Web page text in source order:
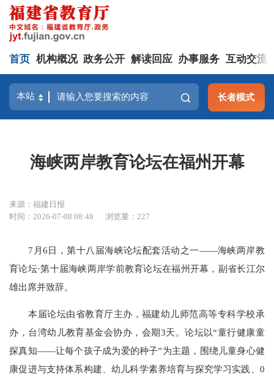
首页 机构概况 政务公开 解读回应 办事服务 互动交流
长者模式
海峡两岸教育论坛在福州开幕
来源：福建日报
时间：2026-07-08 08:48
浏览量：227
7月6日，第十八届海峡论坛配套活动之一——海峡两岸教
育论坛·第十届海峡两岸学前教育论坛在福州开幕，副省长江尔
雄出席并致辞。
本届论坛由省教育厅主办，福建幼儿师范高等专科学校承
办，台湾幼儿教育基金会协办，会期3天。论坛以“童行健康童
探真知——让每个孩子成为爱的种子”为主题，围绕儿童身心健
康促进与支持体系构建、幼儿科学素养培育与探究学习实践、0